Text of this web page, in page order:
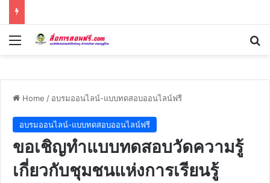
Menu
Home / อบรมออนไลน์-แบบทดสอบออนไลน์ฟรี
อบรมออนไลน์-แบบทดสอบออนไลน์ฟรี
ขอเชิญทำแบบทดสอบวัดความรู้
เกี่ยวกับชุมชนแห่งการเรียนรู้